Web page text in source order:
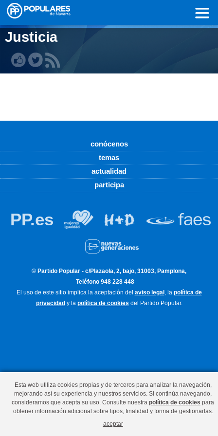
Pasar al contenido principal
Esta web utiliza cookies propias y de terceros para analizar la navegación,
mejorando así su experiencia y nuestros servicios. Si continúa navegando,
consideramos que acepta su uso. Consulte nuestra política de cookies para
obtener información adicional sobre tipos, finalidad y forma de gestionarlas.
aceptar
Justicia
conócenos
temas
actualidad
participa
PP.es
© Partido Popular - c/Plazaola, 2, bajo, 31003, Pamplona,
Teléfono 948 228 448
El uso de este sitio implica la aceptación del aviso legal , la política de
privacidad y la política de cookies del Partido Popular.